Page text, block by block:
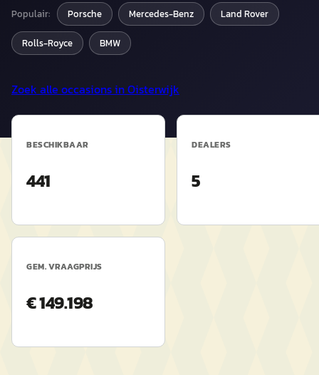
Populair: Porsche Mercedes-Benz Land Rover
Rolls-Royce BMW
Zoek alle occasions inOisterwijk
BESCHIKBAAR
441
DEALERS
5
GEM. VRAAGPRIJS
€ 149.198